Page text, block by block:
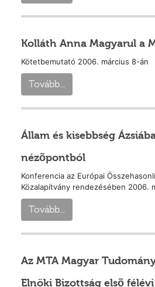
Kolláth Anna Magyarul a
Kötetbemutató 2006. március 8-án
Tovább...
Állam és kisebbség
nézõpontból
Konferencia az Európai
Közalapítvány rendezésében 2006.
Tovább...
Az MTA Magyar
Elnöki Bizottság elsõ